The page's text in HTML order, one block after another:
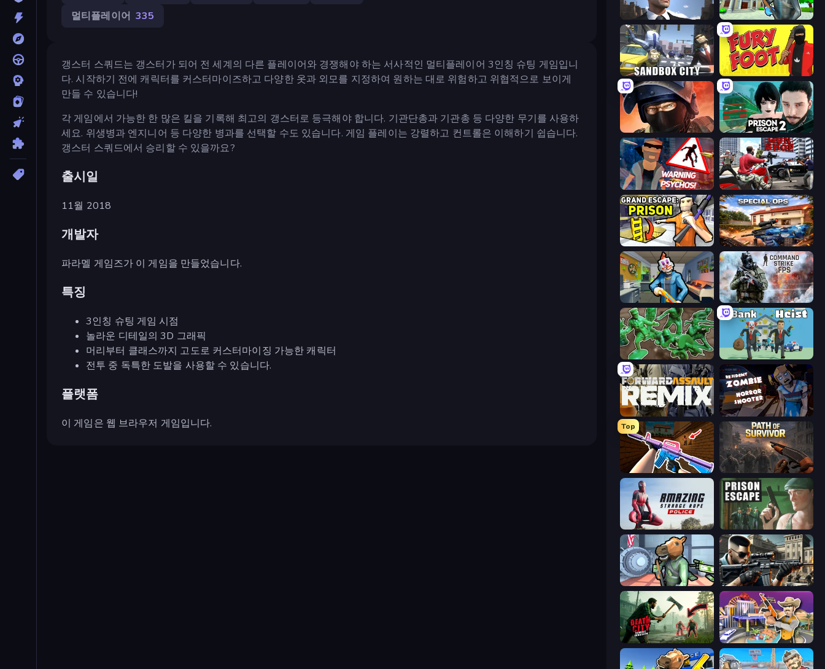
멀티플레이어 335
갱스터 스쿼드는 갱스터가 되어 전 세계의 다른 플레이어와 경쟁해야 하는 서사적인 멀티플레이어 3인칭 슈팅 게임입니
다. 시작하기 전에 캐릭터를 커스터마이즈하고 다양한 옷과 외모를 지정하여 원하는 대로 위험하고 위협적으로 보이게
만들 수 있습니다!
각 게임에서 가능한 한 많은 킬을 기록해 최고의 갱스터로 등극해야 합니다. 기관단총과 기관총 등 다양한 무기를 사용하
세요. 위생병과 엔지니어 등 다양한 병과를 선택할 수도 있습니다. 게임 플레이는 강렬하고 컨트롤은 이해하기 쉽습니다.
갱스터 스쿼드에서 승리할 수 있을까요?
출시일
11월 2018
개발자
파라멜 게임즈가 이 게임을 만들었습니다.
특징
3인칭 슈팅 게임 시점
놀라운 디테일의 3D 그래픽
머리부터 클래스까지 고도로 커스터마이징 가능한 캐릭터
전투 중 독특한 도발을 사용할 수 있습니다.
플랫폼
이 게임은 웹 브라우저 게임입니다.
Downtown 1930s Mafia Bank Robbery 3
Sandbox City Fury Foot
Bullet Force Prison Escape 2
City of Psychos Grand Action Simulator: New York
Grand Escape: Prison Special Ops: GO
Save the Hostages Command Strike FPS
Soldiers - Capture and Control! Bank Heist
Forward Assault Remix Resident Zombies: Horror Shooter
Top
KS Z Path of Survivor
Amazing Strange Rope Police Prison Escape
Bank Robbery Sure Shot
Death City Zombie Invasion Casino Robbery